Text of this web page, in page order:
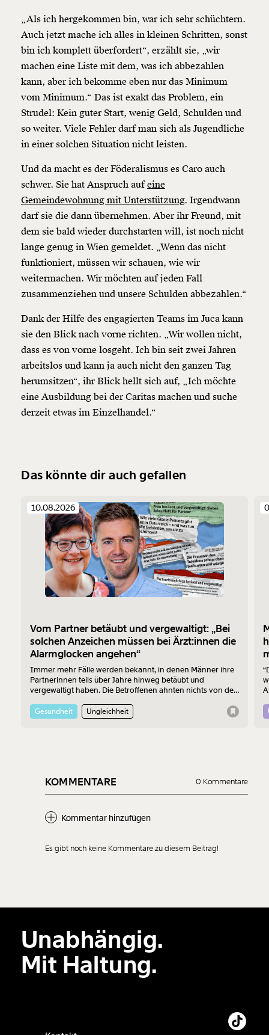
„Als ich hergekommen bin, war ich sehr schüchtern.
Auch jetzt mache ich alles in kleinen Schritten, sonst
bin ich komplett überfordert“, erzählt sie, „wir
machen eine Liste mit dem, was ich abbezahlen
kann, aber ich bekomme eben nur das Minimum
vom Minimum.“ Das ist exakt das Problem, ein
Strudel: Kein guter Start, wenig Geld, Schulden und
so weiter. Viele Fehler darf man sich als Jugendliche
in einer solchen Situation nicht leisten.
Und da macht es der Föderalismus es Caro auch
schwer. Sie hat Anspruch aufeine
Gemeindewohnung mit Unterstützung. Irgendwann
darf sie die dann übernehmen. Aber ihr Freund, mit
dem sie bald wieder durchstarten will, ist noch nicht
lange genug in Wien gemeldet. „Wenn das nicht
funktioniert, müssen wir schauen, wie wir
weitermachen. Wir möchten auf jeden Fall
zusammenziehen und unsere Schulden abbezahlen.“
Dank der Hilfe des engagierten Teams im Juca kann
sie den Blick nach vorne richten. „Wir wollen nicht,
dass es von vorne losgeht. Ich bin seit zwei Jahren
arbeitslos und kann ja auch nicht den ganzen Tag
herumsitzen“, ihr Blick hellt sich auf, „Ich möchte
eine Ausbildung bei der Caritas machen und suche
derzeit etwas im Einzelhandel.“
Das könnte dir auch gefallen
10.08.2026
Vom Partner betäubt und vergewaltigt: „Bei
solchen Anzeichen müssen bei Ärzt:innen die
Alarmglocken angehen“
Immer mehr Fälle werden bekannt, in denen Männer ihre
Partnerinnen teils über Jahre hinweg betäubt und
vergewaltigt haben. Die Betroffenen ahnten nichts von den
Folgen der Taten gingen, auch nicht. Zwei Mediziner:innen
erklären, was passieren muss, damit solche Fälle künftig
Gesundheit Ungleichheit
KOMMENTARE 0 Kommentare
Kommentar hinzufügen
Der Inhalt dieses Feldes wird nicht öffentlich zugänglich angezeigt.
Es gibt noch keine Kommentare zu diesem Beitrag!
Unabhängig.
Mit Haltung.